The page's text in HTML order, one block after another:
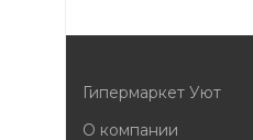
Гипермаркет Уют
О компании